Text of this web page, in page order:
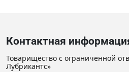
Контактная
Товарищество с ограниченной
Лубрикантс»